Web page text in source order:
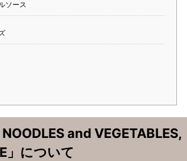
ソース
and VEGETABLES,
」について